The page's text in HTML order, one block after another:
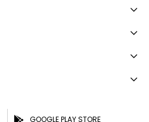
GOOGLE PLAY STORE